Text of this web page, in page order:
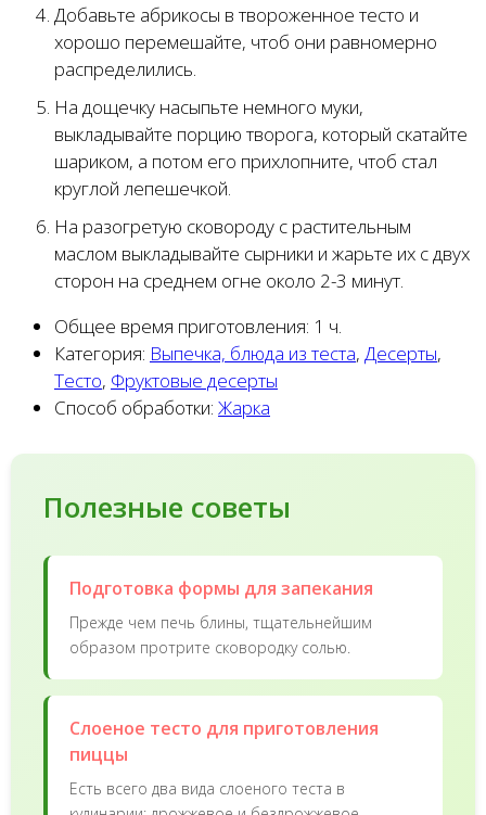
Добавьте абрикосы в твороженное тесто и
хорошо перемешайте, чтоб они равномерно
распределились.
На дощечку насыпьте немного муки,
выкладывайте порцию творога, который скатайте
шариком, а потом его прихлопните, чтоб стал
круглой лепешечкой.
На разогретую сковороду с растительным
маслом выкладывайте сырники и жарьте их с двух
сторон на среднем огне около 2-3 минут.
Общее время приготовления: 1 ч.
Категория: Выпечка, блюда из теста, Десерты,
Тесто, Фруктовые десерты
Способ обработки: Жарка
Полезные советы
Подготовка формы для запекания
Прежде чем печь блины, тщательнейшим
образом протрите сковородку солью.
Слоеное тесто для приготовления
пиццы
Есть всего два вида слоеного теста в